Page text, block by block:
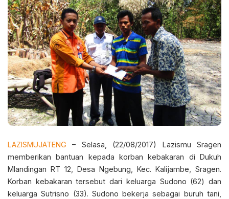
LAZISMUJATENG – Selasa, (22/08/2017) Lazismu Sragen
memberikan bantuan kepada korban kebakaran di Dukuh
Mlandingan RT 12, Desa Ngebung, Kec. Kalijambe, Sragen.
Korban kebakaran tersebut dari keluarga Sudono (62) dan
keluarga Sutrisno (33). Sudono bekerja sebagai buruh tani,